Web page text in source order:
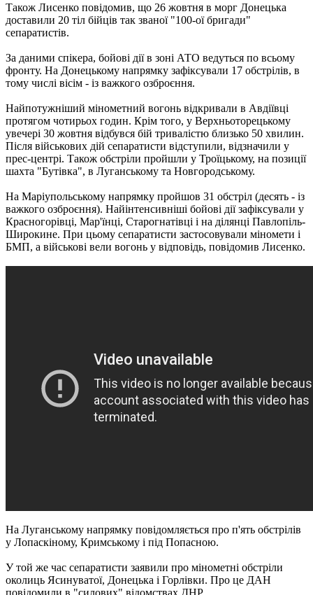
Також Лисенко повідомив, що 26 жовтня в морг Донецька
доставили 20 тіл бійців так званої "100-ої бригади"
сепаратистів.
За даними спікера, бойові дії в зоні АТО ведуться по всьому
фронту. На Донецькому напрямку зафіксували 17 обстрілів, в
тому числі вісім - із важкого озброєння.
Найпотужніший мінометний вогонь відкривали в Авдіївці
протягом чотирьох годин. Крім того, у Верхньоторецькому
увечері 30 жовтня відбувся бій тривалістю близько 50 хвилин.
Після військових дій сепаратисти відступили, відзначили у
прес-центрі. Також обстріли пройшли у Троїцькому, на позиції
шахта "Бутівка", в Луганському та Новгородському.
На Маріупольському напрямку пройшов 31 обстріл (десять - із
важкого озброєння). Найінтенсивніші бойові дії зафіксували у
Красногорівці, Мар'їнці, Старогнатівці і на ділянці Павлопіль-
Широкине. При цьому сепаратисти застосовували міномети і
БМП, а військові вели вогонь у відповідь, повідомив Лисенко.
На Луганському напрямку повідомляється про п'ять обстрілів
у Лопаскіному, Кримському і під Попасною.
У той же час сепаратисти заявили про мінометні обстріли
околиць Ясинуватої, Донецька і Горлівки. Про це ДАН
повідомили в "силових" відомствах ДНР.